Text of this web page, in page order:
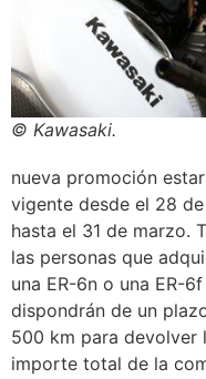
© Kawasaki.
nueva promoción
vigente desde el 28
hasta el 31 de marzo.
las personas que
una ER-6n o una ER-6f
dispondrán de un
500 km para devolver
importe total de la